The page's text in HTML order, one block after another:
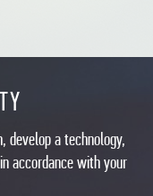
develop a technology,
accordance with your